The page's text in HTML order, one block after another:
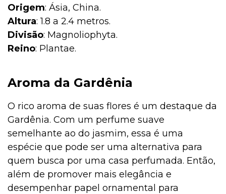
Origem: Ásia, China.
Altura: 1.8 a 2.4 metros.
Divisão: Magnoliophyta.
Reino: Plantae.
Aroma da Gardênia
O rico aroma de suas flores é um destaque da
Gardênia. Com um perfume suave
semelhante ao do jasmim, essa é uma
espécie que pode ser uma alternativa para
quem busca por uma casa perfumada. Então,
além de promover mais elegância e
desempenhar papel ornamental para